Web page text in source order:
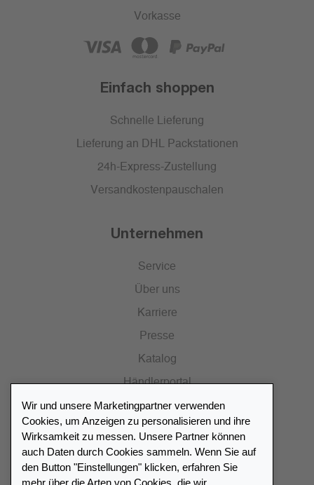
Vorkasse
Einfach shoppen
Schnelle Lieferung
Lieferung an DHL Packstationen
24h-Express-Zustellung
Versandkostenpauschalen
Unternehmen
Service
Über uns
Karriere
Presse
Katalog
Händlerportal
Händlerverzeichnis
Wir und unsere Marketingpartner verwenden
Cookies, um Anzeigen zu personalisieren und ihre
Wirksamkeit zu messen. Unsere Partner können
auch Daten durch Cookies sammeln. Wenn Sie auf
den Button "Einstellungen" klicken, erfahren Sie
mehr über die Arten von Cookies, die wir